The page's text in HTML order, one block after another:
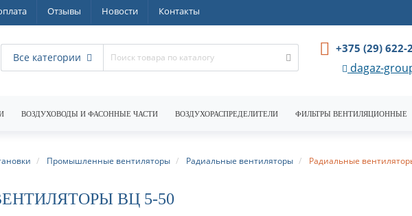
Отзывы Новости Контакты
Все категории
+375 (29)
dagaz-
ВОЗДУХОВОДЫ И ФАСОННЫЕ ЧАСТИ ВОЗДУХОРАСПРЕДЕЛИТЕЛИ ФИЛЬТРЫ ВЕНТИЛЯЦИОННЫЕ
Промышленные вентиляторы Радиальные вентиляторы Радиальные
ВЦ 5-50